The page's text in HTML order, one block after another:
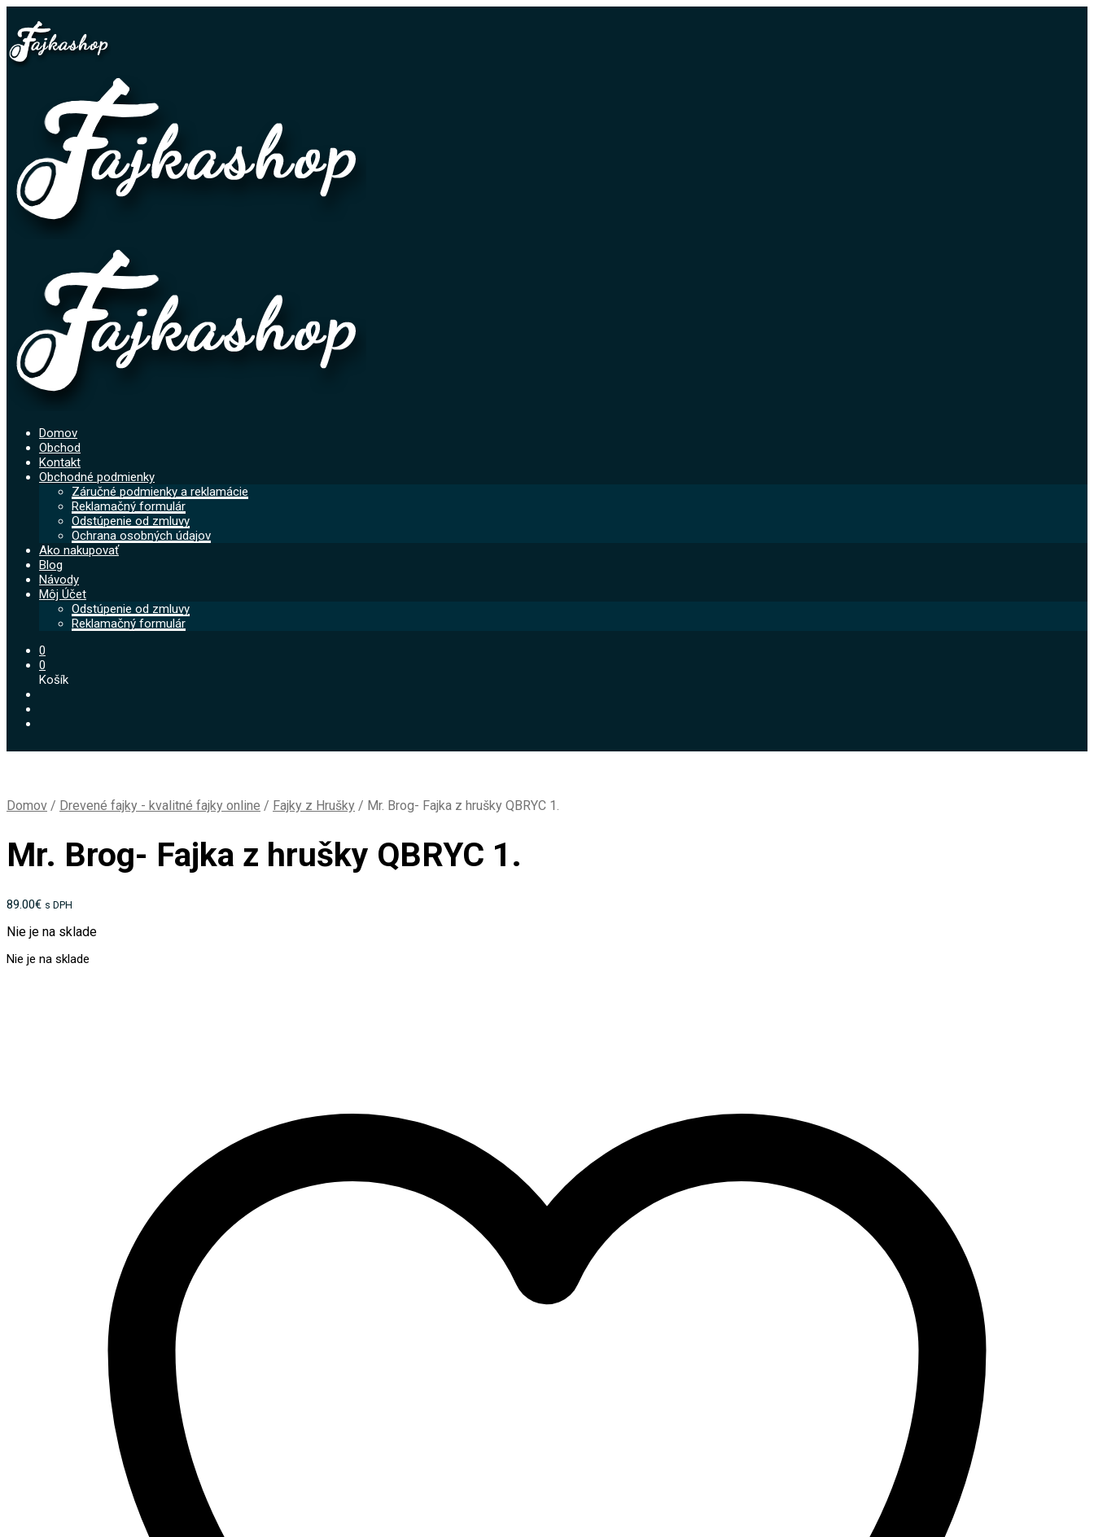
Domov
Obchod
Kontakt
Obchodné podmienky
Záručné podmienky a reklamácie
Reklamačný formulár
Odstúpenie od zmluvy
Ochrana osobných údajov
Ako nakupovať
Blog
Návody
Môj Účet
Odstúpenie od zmluvy
Reklamačný formulár
0
0
Košík
Domov / Drevené fajky - kvalitné fajky online / Fajky z Hrušky / Mr. Brog- Fajka z hrušky QBRYC 1.
Mr. Brog- Fajka z hrušky QBRYC 1.
89.00€ s DPH
Nie je na sklade
Nie je na sklade